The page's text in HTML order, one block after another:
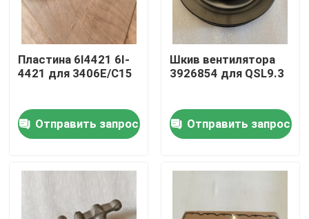
Домой
Видеозаписи
Пластина 6I4421 6I-
4421 для 3406E/C15
Отправить запрос
Шкив вентилятора
3926854 для QSL9.3
Отправить запрос